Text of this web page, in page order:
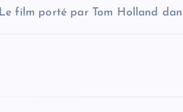
Le film porté par Tom Holland